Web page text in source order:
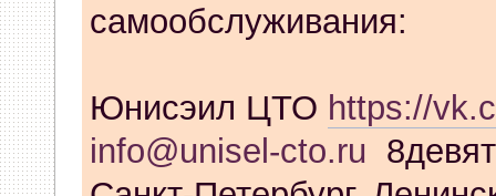
самообслуживания:
Юнисэил ЦТО https://
info@unisel-cto.ru